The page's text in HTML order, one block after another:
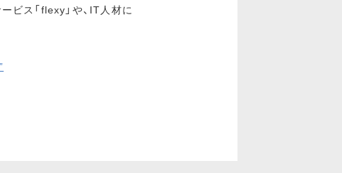
ビス「flexy」や、IT人材に